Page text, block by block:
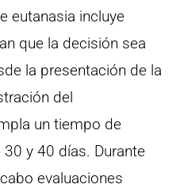
eutanasia incluye
que la decisión sea
la presentación de la
del
un tiempo de
y 40 días. Durante
evaluaciones